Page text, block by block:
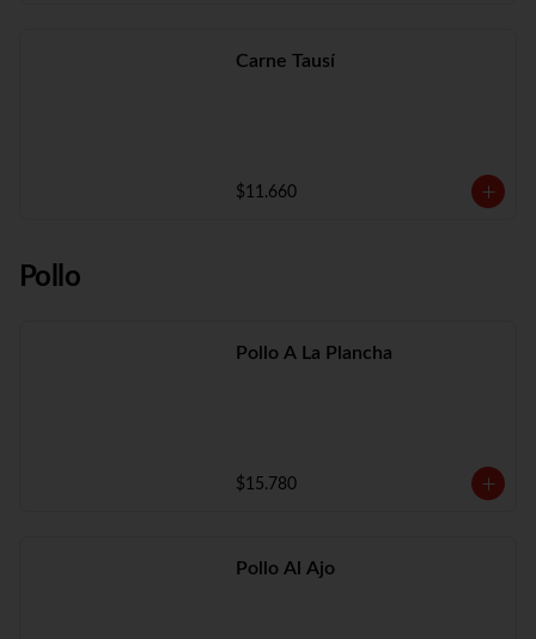
Carne Tausí
$11.660
Pollo
Pollo A La Plancha
$15.780
Pollo Al Ajo